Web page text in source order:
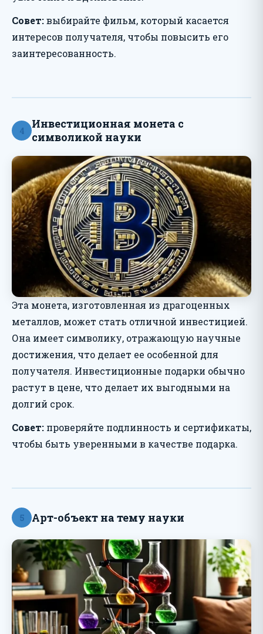
Совет:выбирайте фильм, который касается
интересов получателя, чтобы повысить его
заинтересованность.
4
Инвестиционная монета с
символикой науки
Эта монета, изготовленная из драгоценных
металлов, может стать отличной инвестицией.
Она имеет символику, отражающую научные
достижения, что делает ее особенной для
получателя. Инвестиционные подарки обычно
растут в цене, что делает их выгодными на
долгий срок.
Совет: проверяйте подлинность и сертификаты,
чтобы быть уверенными в качестве подарка.
5 Арт-объект на тему науки